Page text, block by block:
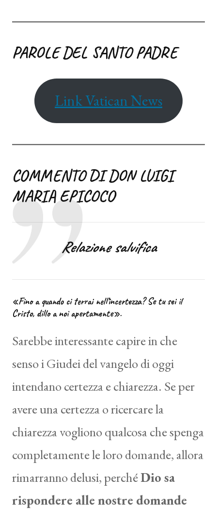
PAROLE DEL SANTO PADRE
Link Vatican News
COMMENTO DI DON LUIGI
MARIA EPICOCO
Relazione salvifica
«Fino a quando ci terrai nell’incertezza? Se tu sei il
Cristo, dillo a noi apertamente».
Sarebbe interessante capire in che
senso i Giudei del vangelo di oggi
intendano certezza e chiarezza. Se per
avere una certezza o ricercare la
chiarezza vogliono qualcosa che spenga
completamente le loro domande, allora
rimarranno delusi, perchéDio sa
rispondere alle nostre domande